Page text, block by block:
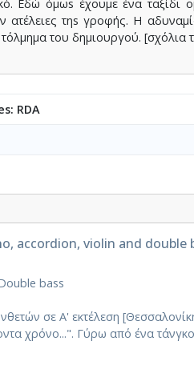
Εδώ όμωs έχουμε ένα ταξίδι
τηs γροφής. Η
του δημιουργού. [σχόλια
RDA
accordion, violin and double
bass
σε Α' εκτέλεση
χρόνο...". Γύρω από ένα